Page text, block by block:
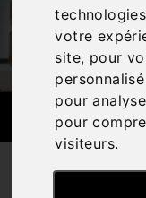
votre
site, pour
pour
pour
visiteurs.
Nos services